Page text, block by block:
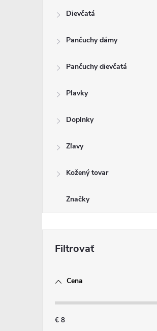
Dievčatá
Pančuchy dámy
Pančuchy dievčatá
Plavky
Doplnky
Zľavy
Kožený tovar
Značky
Cena
€ 8